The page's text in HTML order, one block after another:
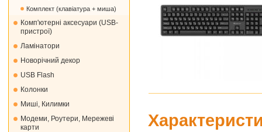
Комплект (клавіатура + миша)
Комп'ютерні аксесуари (USB-
пристрої)
Ламінатори
Новорічний декор
USB Flash
Колонки
Миші, Килимки
Модеми, Роутери, Мережеві
карти